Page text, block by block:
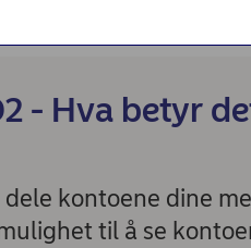
- Hva betyr
kontoene dine
til å se